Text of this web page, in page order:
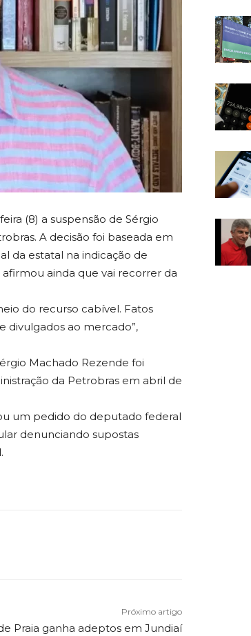
(8) a suspensão de Sérgio
A decisão foi baseada em
da estatal na indicação de
ainda que vai recorrer da
do recurso cabível. Fatos
divulgados ao mercado”,
Machado Rezende foi
da Petrobras em abril de
um pedido do deputado federal
denunciando supostas
Próximo artigo
Praia ganha adeptos em Jundiaí